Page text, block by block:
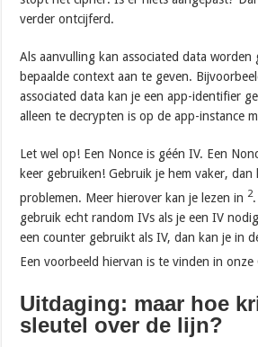
verder ontcijferd.
Als aanvulling kan associated data worden
bepaalde context aan te geven.
associated data kan je een app-identifier
alleen te decrypten is op de app-instance
Let wel op! Een Nonce is géén IV. Een
keer gebruiken! Gebruik je hem vaker, dan
problemen. Meer hierover kan je lezen in 2
gebruik echt random IVs als je een IV
een counter gebruikt als IV, dan kan je in
Een voorbeeld hiervan is te vinden in
Uitdaging: maar hoe
sleutel over de lijn?